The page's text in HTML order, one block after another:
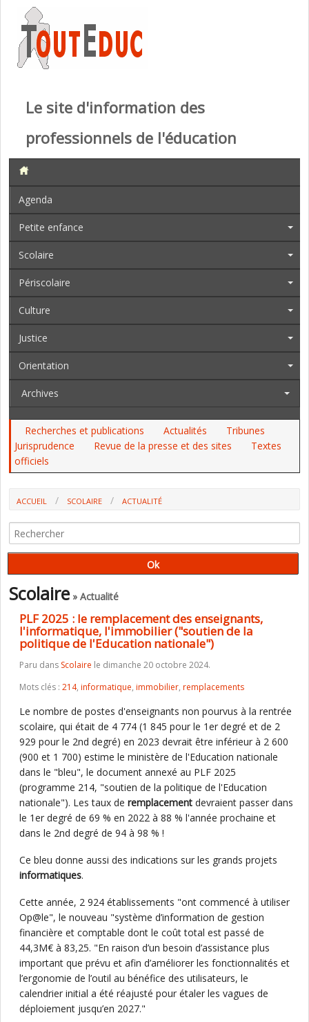
Le site d'information des
professionnels de l'éducation
Agenda
Petite enfance
Scolaire
Périscolaire
Culture
Justice
Orientation
Archives
Recherches et publications Actualités
Tribunes
Jurisprudence
Revue de la presse et des sites
Textes
officiels
ACCUEIL SCOLAIRE
ACTUALITÉ
L'IMMOBILIER ("SOUTIEN DE LA POLITIQUE DE L'EDUCATION NATIONALE")
Scolaire» Actualité
PLF 2025 : le remplacement des enseignants,
l'informatique, l'immobilier ("soutien de la
politique de l'Education nationale")
Paru dans Scolaire le dimanche 20 octobre 2024.
Mots clés : 214, informatique, immobilier, remplacements
Le nombre de postes d'enseignants non pourvus à la rentrée
scolaire, qui était de 4 774 (1 845 pour le 1er degré et de 2
929 pour le 2nd degré) en 2023 devrait être inférieur à 2 600
(900 et 1 700) estime le ministère de l'Education nationale
dans le "bleu", le document annexé au PLF 2025
(programme 214, "soutien de la politique de l'Education
nationale"). Les taux de remplacement devraient passer dans
le 1er degré de 69 % en 2022 à 88 % l'année prochaine et
dans le 2nd degré de 94 à 98 % !
Ce bleu donne aussi des indications sur les grands projets
informatiques.
Cette année, 2 924 établissements "ont commencé à utiliser
Op@le", le nouveau "système d’information de gestion
financière et comptable dont le coût total est passé de
44,3M€ à 83,25. "En raison d’un besoin d’assistance plus
important que prévu et afin d’améliorer les fonctionnalités et
l’ergonomie de l’outil au bénéfice des utilisateurs, le
calendrier initial a été réajusté pour étaler les vagues de
déploiement jusqu’en 2027."